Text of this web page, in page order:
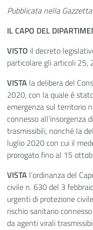
Pubblicata nella
IL CAPO DEL
VISTO il decreto
particolare gli articoli 25,
VISTA la delibera del
2020, con la quale è
emergenza sul territorio
connesso all’insorgenza
trasmissibili, nonché la
luglio 2020 con cui il
prorogato fino al 15
VISTA l’ordinanza del
civile n. 630 del 3
urgenti di protezione
rischio sanitario
da agenti virali